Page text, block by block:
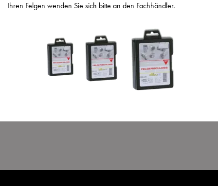
Ihren Felgen wenden Sie sich bitte an den Fachhändler.